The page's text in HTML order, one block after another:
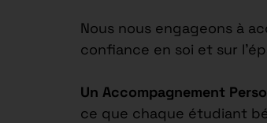
Nous nous engageons à
confiance en soi et sur
Un Accompagnement
ce que chaque étudiant